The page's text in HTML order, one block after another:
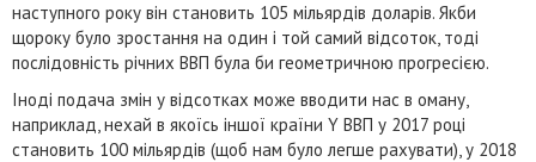
наступного року він становить 105 мільярдів доларів. Якби
щороку було зростання на один і той самий відсоток, тоді
послідовність річних ВВП була би геометричною прогресією.
Іноді подача змін у відсотках може вводити нас в оману,
наприклад, нехай в якоїсь іншої країни Y ВВП у 2017 році
становить 100 мільярдів (щоб нам було легше рахувати), у 2018